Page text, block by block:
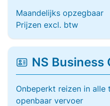
Maandelijks opzegbaar
Prijzen excl. btw
NS Business
Onbeperkt reizen in alle
openbaar vervoer